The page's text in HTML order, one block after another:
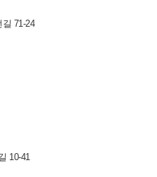
길 71-24
10-41